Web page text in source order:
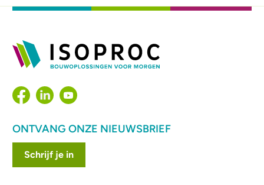
ONTVANG ONZE NIEUWSBRIEF
Schrijf je in